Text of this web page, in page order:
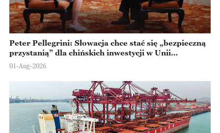
Peter Pellegrini: Słowacja chce stać się „bezpieczną
przystanią” dla chińskich inwestycji w Unii
Europejskiej
01-Aug-2026